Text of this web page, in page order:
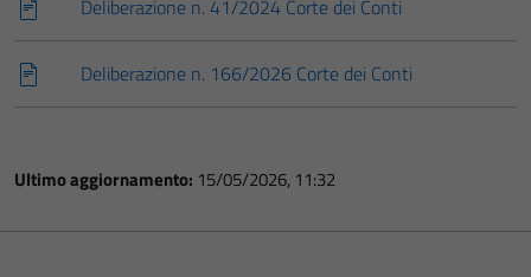
Deliberazione n. 41/2024 Corte dei Conti
Deliberazione n. 166/2026 Corte dei Conti
Ultimo aggiornamento: 15/05/2026, 11:32